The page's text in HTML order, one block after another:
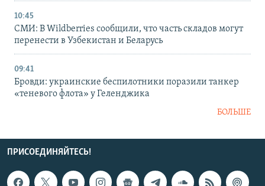
10:45
СМИ: В Wildberries сообщили, что часть складов могут
перенести в Узбекистан и Беларусь
09:41
Бровди: украинские беспилотники поразили танкер
«теневого флота» у Геленджика
БОЛЬШЕ
ПРИСОЕДИНЯЙТЕСЬ!